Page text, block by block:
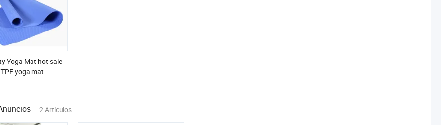
Yoga Mat hot sale
yoga mat
2 Artículos